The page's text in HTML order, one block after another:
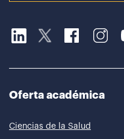
Oferta académica
Ciencias de la Salud